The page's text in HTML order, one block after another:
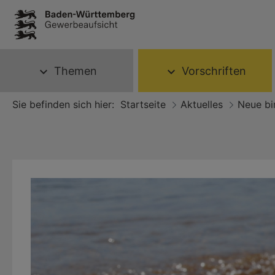
expand_more Themen expand_more Vorschriften
Sie befinden sich hier: Startseite Aktuelles Neue